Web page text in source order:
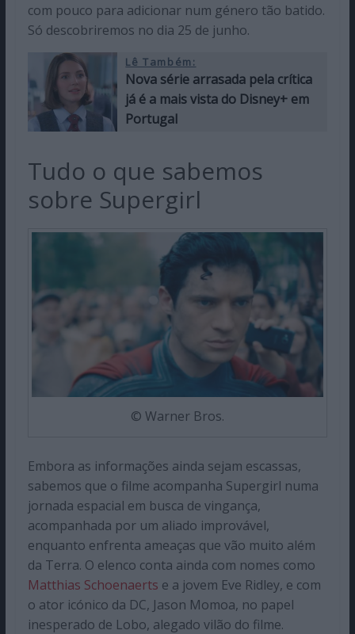
com pouco para adicionar num género tão batido.
Só descobriremos no dia 25 de junho.
Lê Também:
Nova série arrasada pela crítica
já é a mais vista do Disney+ em
Portugal
Tudo o que sabemos
sobre Supergirl
© Warner Bros.
Embora as informações ainda sejam escassas,
sabemos que o filme acompanha Supergirl numa
jornada espacial em busca de vingança,
acompanhada por um aliado improvável,
enquanto enfrenta ameaças que vão muito além
da Terra. O elenco conta ainda com nomes como
Matthias Schoenaerts e a jovem Eve Ridley, e com
o ator icónico da DC, Jason Momoa, no papel
inesperado de Lobo, alegado vilão do filme.